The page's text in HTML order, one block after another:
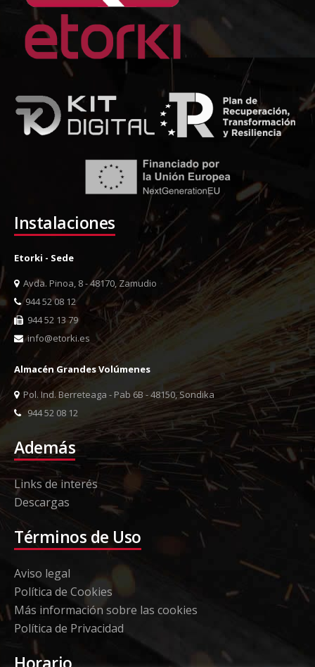
Instalaciones
Etorki - Sede
Avda. Pinoa, 8 - 48170, Zamudio
944 52 08 12
944 52 13 79
info@etorki.es
Almacén Grandes Volúmenes
Pol. Ind. Berreteaga - Pab 6B - 48150, Sondika
944 52 08 12
Además
Links de interés
Descargas
Términos de Uso
Aviso legal
Política de Cookies
Más información sobre las cookies
Política de Privacidad
Horario